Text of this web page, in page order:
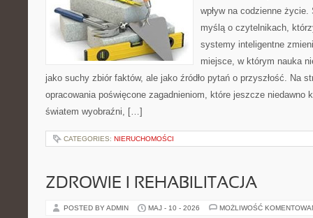
wpływ na codzienne
myślą o czytelnikach,
systemy inteligentne
miejsce, w którym nauka
jako suchy zbiór faktów, ale jako źródło pytań o przyszłość. Na
opracowania poświęcone zagadnieniom, które jeszcze niedawno
światem wyobraźni, […]
CATEGORIES: NIERUCHOMOŚCI
ZDROWIE I REHABILITACJA
POSTED BY ADMIN MAJ - 10 - 2026 MOŻLIWOŚĆ